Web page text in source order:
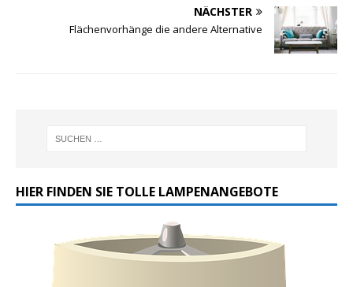
NÄCHSTER
Flächenvorhänge die andere Alternative
HIER FINDEN SIE TOLLE LAMPENANGEBOTE